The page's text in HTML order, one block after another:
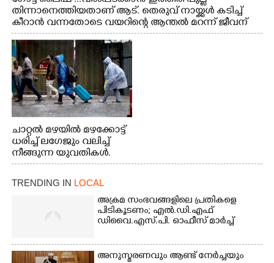
തിന്നാനെത്തിയതാണ് ആട്. തെരുവ് നായ്ക്കൾ കടിച്ച്
കീറാൻ വന്നതോടെ വയറിന്റെ ആന്തൽ മറന്ന് ജീവന്
വേണ്ടിയായി ഓട്ടം. എറണാകുളം വാത്തുരുത്തിയിൽ
നിന്നുള്ള കാഴ്ച
ചാറ്റൽ മഴയിൽ മഴക്കോട്ട്
ധരിച്ച് ലഗേജും വലിച്ച്
നീങ്ങുന്ന യുവതികൾ.
എറണാകുളം മേനകയിൽ
നിന്നുള്ള കാഴ്ച
TRENDING IN LOCAL
അക്രമ സംഭവങ്ങളിലെ പ്രതികളെ
പിടികൂടണം; എൽ.ഡി.എഫ്
ഡിവൈ.എസ്.പി. ഓഫീസ് മാർച്ച്
അനുസ്മരണവും ആണ്ട് നേർച്ചയും